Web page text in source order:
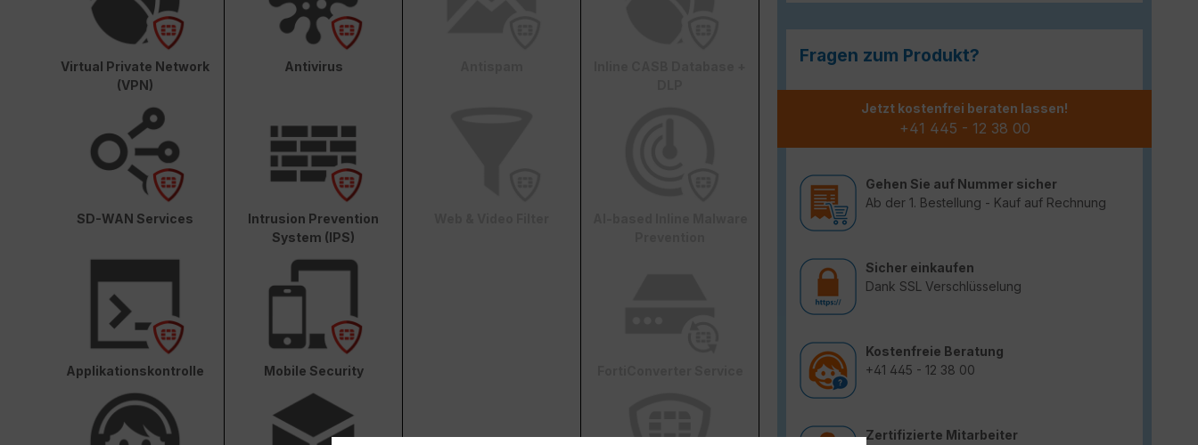
Fragen zum Produkt?
Jetzt kostenfrei beraten lassen!
+41 445 - 12 38 00
Gehen Sie auf Nummer sicher
Ab der 1. Bestellung - Kauf auf Rechnung
Sicher einkaufen
Dank SSL Verschlüsselung
Kostenfreie Beratung
+41 445 - 12 38 00
Zertifizierte Mitarbeiter
Virtual Private Network
(VPN)
Antivirus
SD-WAN Services
Intrusion Prevention
System (IPS)
Applikationskontrolle Mobile Security